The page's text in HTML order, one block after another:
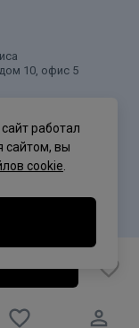
10, офис 5
работал
сайтом, вы
cookie